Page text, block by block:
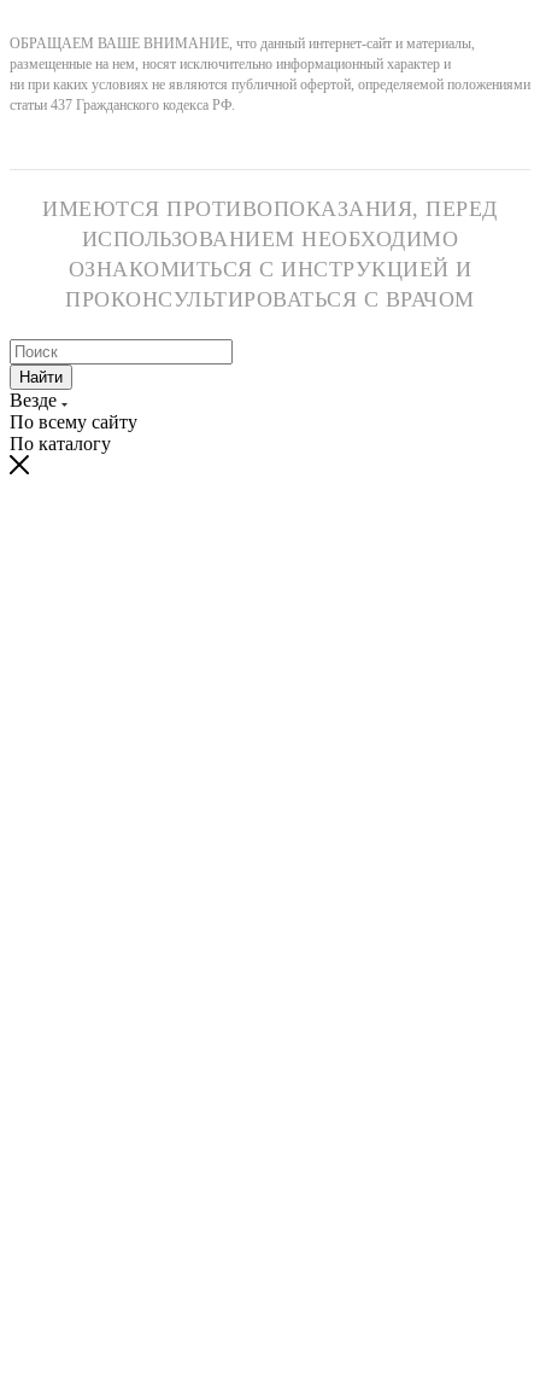
ОБРАЩАЕМ ВАШЕ ВНИМАНИЕ, что данный интернет-сайт и материалы,
размещенные на нем, носят исключительно информационный характер и
ни при каких условиях не являются публичной офертой, определяемой положениями
статьи 437 Гражданского кодекса РФ.
ИМЕЮТСЯ ПРОТИВОПОКАЗАНИЯ, ПЕРЕД
ИСПОЛЬЗОВАНИЕМ НЕОБХОДИМО
ОЗНАКОМИТЬСЯ С ИНСТРУКЦИЕЙ И
ПРОКОНСУЛЬТИРОВАТЬСЯ С ВРАЧОМ
Найти
Везде
По всему сайту
По каталогу